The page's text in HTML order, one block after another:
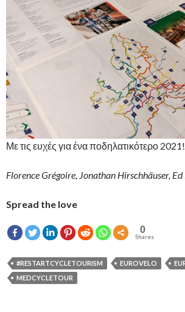
Με τις ευχές για ένα ποδηλατικότερο 2021!
Florence Grégoire, Jonathan Hirschhäuser,
Spread the love
0
Shares
#RESTARTCYCLETOURISM EUROVELO
MEDCYCLETOUR